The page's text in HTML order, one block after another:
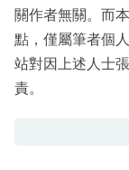
關作者無關。而
點，僅屬筆者個
站對因上述人士
責。